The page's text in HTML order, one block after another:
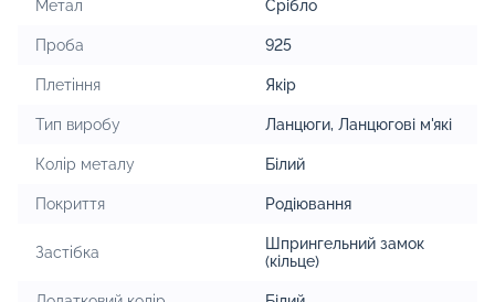
Метал Срібло
Проба 925
Плетіння Якір
Тип виробу Ланцюги, Ланцюгові м'які
Колір металу Білий
Покриття Родіювання
Застібка
Шпрингельний замок
(кільце)